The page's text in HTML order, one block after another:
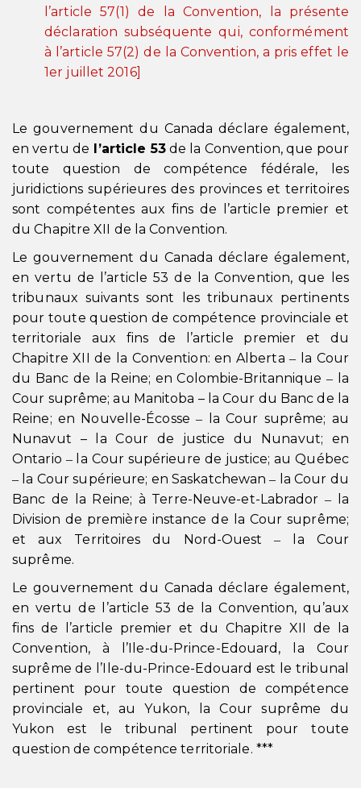
l’article 57(1) de la Convention, la présente
déclaration subséquente qui, conformément
à l’article 57(2) de la Convention, a pris effet le
1er juillet 2016]
Le gouvernement du Canada déclare également,
en vertu de l’article 53de la Convention, que pour
toute question de compétence fédérale, les
juridictions supérieures des provinces et territoires
sont compétentes aux fins de l’article premier et
du Chapitre XII de la Convention.
Le gouvernement du Canada déclare également,
en vertu de l’article 53 de la Convention, que les
tribunaux suivants sont les tribunaux pertinents
pour toute question de compétence provinciale et
territoriale aux fins de l’article premier et du
Chapitre XII de la Convention: en Alberta ‒ la Cour
du Banc de la Reine; en Colombie-Britannique ‒ la
Cour suprême; au Manitoba – la Cour du Banc de la
Reine; en Nouvelle-Écosse ‒ la Cour suprême; au
Nunavut – la Cour de justice du Nunavut; en
Ontario ‒ la Cour supérieure de justice; au Québec
‒ la Cour supérieure; en Saskatchewan ‒ la Cour du
Banc de la Reine; à Terre-Neuve-et-Labrador ‒ la
Division de première instance de la Cour suprême;
et aux Territoires du Nord-Ouest ‒ la Cour
suprême.
Le gouvernement du Canada déclare également,
en vertu de l’article 53 de la Convention, qu’aux
fins de l’article premier et du Chapitre XII de la
Convention, à l’Ile-du-Prince-Edouard, la Cour
suprême de l’Ile-du-Prince-Edouard est le tribunal
pertinent pour toute question de compétence
provinciale et, au Yukon, la Cour suprême du
Yukon est le tribunal pertinent pour toute
question de compétence territoriale. ***